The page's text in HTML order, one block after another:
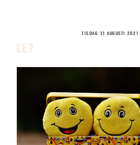
TISDAG 31 AUGUSTI 2021
LE?